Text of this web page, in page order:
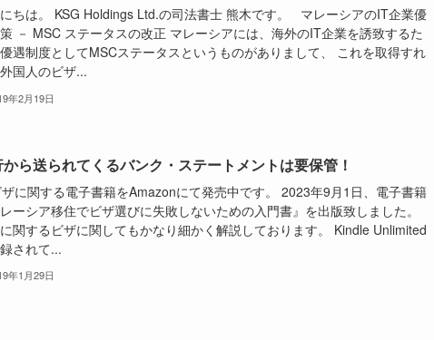
ちは。 KSG Holdings Ltd.の司法書士 熊木です。 マレーシアのIT企業優
－ MSC ステータスの改正 マレーシアには、海外のIT企業を誘致するた
遇制度としてMSCステータスというものがありまして、 これを取得すれ
国人のビザ...
年2月19日
ら送られてくるバンク・ステートメントは要保管！
に関する電子書籍をAmazonにて発売中です。 2023年9月1日、電子書籍
レーシア移住でビザ選びに失敗しないための入門書』を出版致しました。
関するビザに関してもかなり細かく解説しております。 Kindle Unlimited
されて...
年1月29日